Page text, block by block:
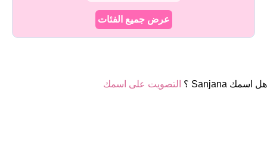
عرض جميع الفئات
هل اسمك Sanjana ؟ التصويت على اسمك